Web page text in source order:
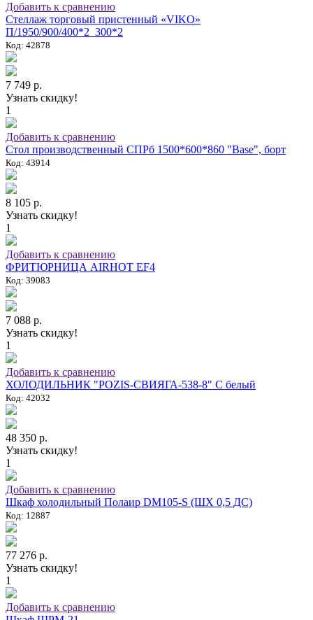
Добавить к сравнению
Стеллаж торговый пристенный «VIKO»
П/1950/900/400*2_300*2
Код: 42878
7 749 р.
Узнать скидку!
1
Добавить к сравнению
Стол производственный СПРб 1500*600*860 "Base", борт
Код: 43914
8 105 р.
Узнать скидку!
1
Добавить к сравнению
ФРИТЮРНИЦА AIRHOT EF4
Код: 39083
7 088 р.
Узнать скидку!
1
Добавить к сравнению
ХОЛОДИЛЬНИК "POZIS-СВИЯГА-538-8" C белый
Код: 42032
48 350 р.
Узнать скидку!
1
Добавить к сравнению
Шкаф холодильный Полаир DM105-S (ШХ 0,5 ДС)
Код: 12887
77 276 р.
Узнать скидку!
1
Добавить к сравнению